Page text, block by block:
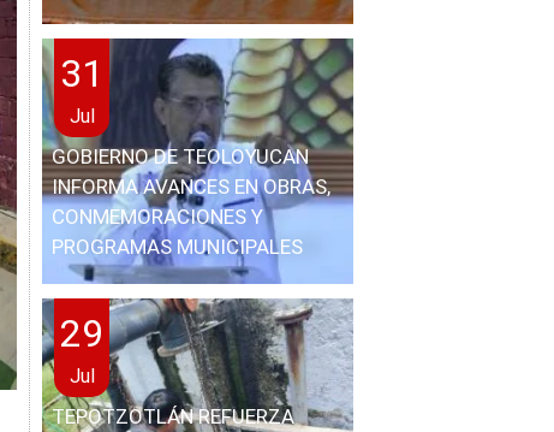
31
Jul
GOBIERNO DE TEOLOYUCAN
INFORMA AVANCES EN OBRAS,
CONMEMORACIONES Y
PROGRAMAS MUNICIPALES
29
Jul
TEPOTZOTLÁN REFUERZA